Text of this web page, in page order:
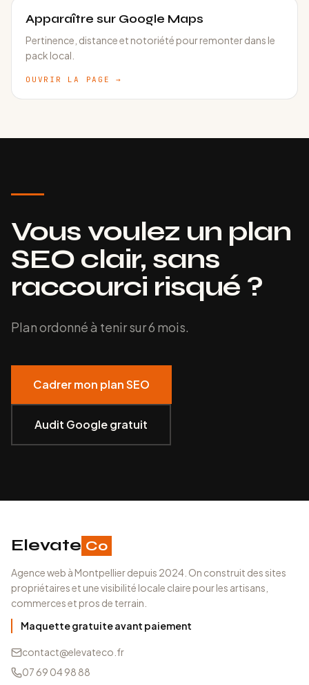
Apparaître sur Google Maps
Pertinence, distance et notoriété pour remonter dans le
pack local.
OUVRIR LA PAGE→
Vous voulez un plan
SEO clair, sans
raccourci risqué ?
Plan ordonné à tenir sur 6 mois.
Cadrer mon plan SEO
Audit Google gratuit
Elevate Co
Agence web à Montpellier depuis 2024. On construit des sites
propriétaires et une visibilité locale claire pour les artisans,
commerces et pros de terrain.
Maquette gratuite avant paiement
contact@elevateco.fr
07 69 04 98 88